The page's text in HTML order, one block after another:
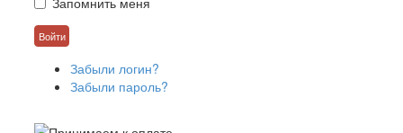
Забыли логин?
Забыли пароль?